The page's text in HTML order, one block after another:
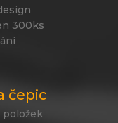
300ks
čepic